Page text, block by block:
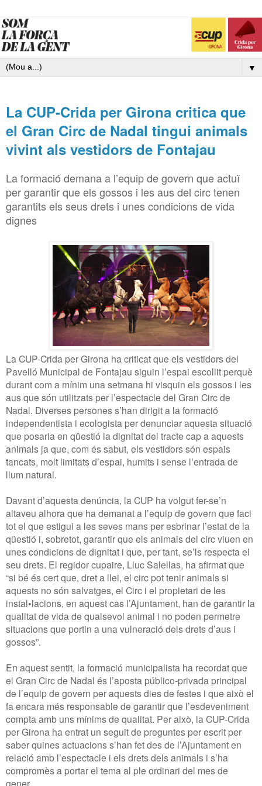
▼
La CUP-Crida per Girona critica que
el Gran Circ de Nadal tingui animals
vivint als vestidors de Fontajau
La formació demana a l’equip de govern que actuï
per garantir que els gossos i les aus del circ tenen
garantits els seus drets i unes condicions de vida
dignes
La CUP-Crida per Girona ha criticat que els vestidors del
Pavelló Municipal de Fontajau siguin l’espai escollit perquè
durant com a mínim una setmana hi visquin els gossos i les
aus que són utilitzats per l’espectacle del Gran Circ de
Nadal. Diverses persones s’han dirigit a la formació
independentista i ecologista per denunciar aquesta situació
que posaria en qüestió la dignitat del tracte cap a aquests
animals ja que, com és sabut, els vestidors són espais
tancats, molt limitats d’espai, humits i sense l’entrada de
llum natural.
Davant d’aquesta denúncia, la CUP ha volgut fer-se’n
altaveu alhora que ha demanat a l’equip de govern que faci
tot el que estigui a les seves mans per esbrinar l’estat de la
qüestió i, sobretot, garantir que els animals del circ viuen en
unes condicions de dignitat i que, per tant, se’ls respecta el
seu drets. El regidor cupaire, Lluc Salellas, ha afirmat que
“si bé és cert que, dret a llei, el circ pot tenir animals si
aquests no són salvatges, el Circ i el propietari de les
instal•lacions, en aquest cas l’Ajuntament, han de garantir la
qualitat de vida de qualsevol animal i no poden permetre
situacions que portin a una vulneració dels drets d’aus i
gossos”.
En aquest sentit, la formació municipalista ha recordat que
el Gran Circ de Nadal és l’aposta público-privada principal
de l’equip de govern per aquests dies de festes i que això el
fa encara més responsable de garantir que l’esdeveniment
compta amb uns mínims de qualitat. Per això, la CUP-Crida
per Girona ha entrat un seguit de preguntes per escrit per
saber quines actuacions s’han fet des de l’Ajuntament en
relació amb l’espectacle i els drets dels animals i s’ha
compromès a portar el tema al ple ordinari del mes de
gener.